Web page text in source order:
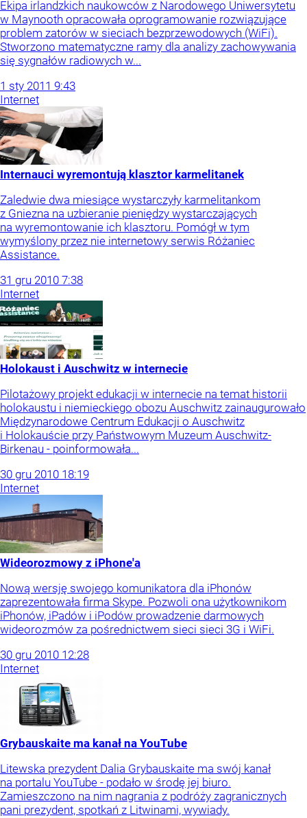
Ekipa irlandzkich naukowców z Narodowego Uniwersytetu
w Maynooth opracowała oprogramowanie rozwiązujące
problem zatorów w sieciach bezprzewodowych (WiFi).
Stworzono matematyczne ramy dla analizy zachowywania
się sygnałów radiowych w...
1 sty 2011 9:43
Internet
Internauci wyremontują klasztor karmelitanek
Zaledwie dwa miesiące wystarczyły karmelitankom
z Gniezna na uzbieranie pieniędzy wystarczających
na wyremontowanie ich klasztoru. Pomógł w tym
wymyślony przez nie internetowy serwis Różaniec
Assistance.
31 gru 2010 7:38
Internet
Holokaust i Auschwitz w internecie
Pilotażowy projekt edukacji w internecie na temat historii
holokaustu i niemieckiego obozu Auschwitz zainaugurowało
Międzynarodowe Centrum Edukacji o Auschwitz
i Holokauście przy Państwowym Muzeum Auschwitz-
Birkenau - poinformowała...
30 gru 2010 18:19
Internet
Wideorozmowy z iPhone'a
Nową wersję swojego komunikatora dla iPhonów
zaprezentowała firma Skype. Pozwoli ona użytkownikom
iPhonów, iPadów i iPodów prowadzenie darmowych
wideorozmów za pośrednictwem sieci sieci 3G i WiFi.
30 gru 2010 12:28
Internet
Grybauskaite ma kanał na YouTube
Litewska prezydent Dalia Grybauskaite ma swój kanał
na portalu YouTube - podało w środę jej biuro.
Zamieszczono na nim nagrania z podróży zagranicznych
pani prezydent, spotkań z Litwinami, wywiady.